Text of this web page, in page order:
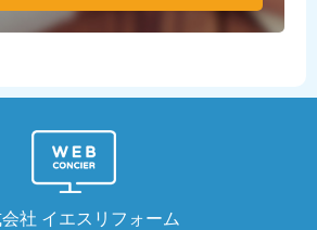
社 イエスリフォーム